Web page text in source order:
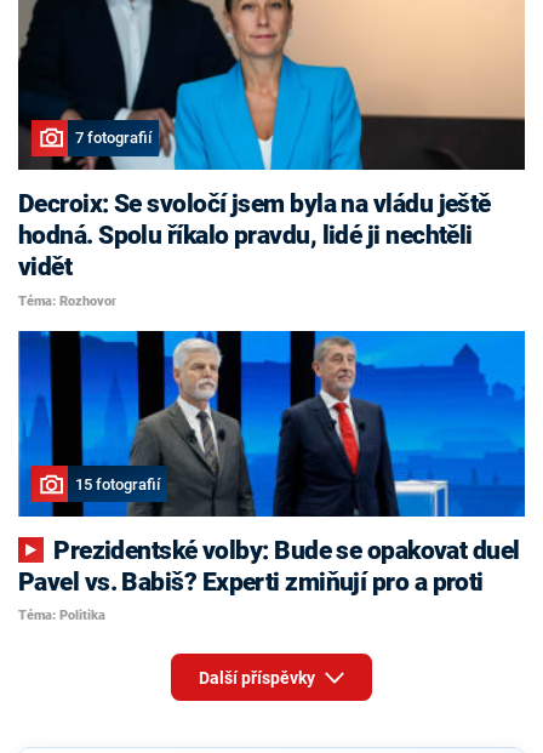
7 fotografií
Decroix: Se svoločí jsem byla na vládu ještě
hodná. Spolu říkalo pravdu, lidé ji nechtěli
vidět
Téma: Rozhovor
15 fotografií
Pavel vs. Babiš? Experti zmiňují pro a proti
Téma: Politika
Další příspěvky